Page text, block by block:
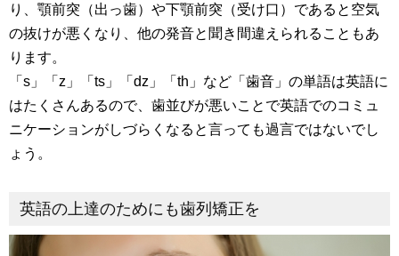
り、顎前突（出っ歯）や下顎前突（受け口）であると空気
の抜けが悪くなり、他の発音と聞き間違えられることもあ
ります。
「s」「z」「ts」「dz」「th」など「歯音」の単語は英語に
はたくさんあるので、歯並びが悪いことで英語でのコミュ
ニケーションがしづらくなると言っても過言ではないでし
ょう。
英語の上達のためにも歯列矯正を